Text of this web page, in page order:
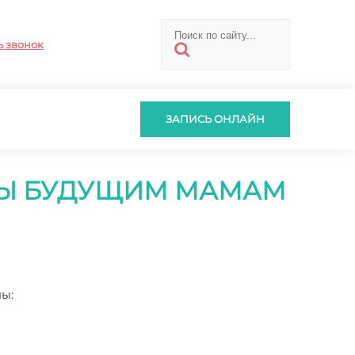
звонок
ЗАПИСЬ ОНЛАЙН
БУДУЩИМ МАМАМ